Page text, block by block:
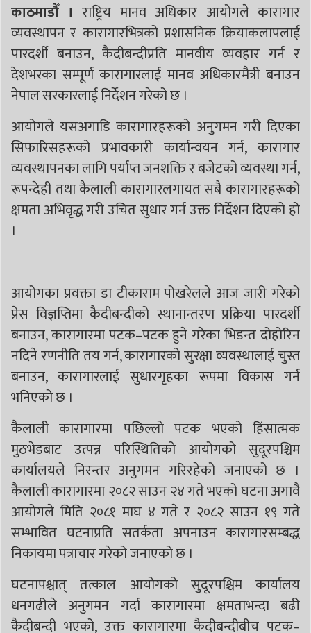
काठमाडौँ । राष्ट्रिय मानव अधिकार आयोगले कारागार
व्यवस्थापन र कारागारभित्रको प्रशासनिक क्रियाकलापलाई
पारदर्शी बनाउन, कैदीबन्दीप्रति मानवीय व्यवहार गर्न र
देशभरका सम्पूर्ण कारागारलाई मानव अधिकारमैत्री बनाउन
नेपाल सरकारलाई निर्देशन गरेको छ ।
आयोगले यसअगाडि कारागारहरूको अनुगमन गरी दिएका
सिफारिसहरूको प्रभावकारी कार्यान्वयन गर्न, कारागार
व्यवस्थापनका लागि पर्याप्त जनशक्ति र बजेटको व्यवस्था गर्न,
रूपन्देही तथा कैलाली कारागारलगायत सबै कारागारहरूको
क्षमता अभिवृद्ध गरी उचित सुधार गर्न उक्त निर्देशन दिएको हो
।
आयोगका प्रवक्ता डा टीकाराम पोखरेलले आज जारी गरेको
प्रेस विज्ञप्तिमा कैदीबन्दीको स्थानान्तरण प्रक्रिया पारदर्शी
बनाउन, कारागारमा पटक–पटक हुने गरेका भिडन्त दोहोरिन
नदिने रणनीति तय गर्न, कारागारको सुरक्षा व्यवस्थालाई चुस्त
बनाउन, कारागारलाई सुधारगृहका रूपमा विकास गर्न
भनिएको छ ।
कैलाली कारागारमा पछिल्लो पटक भएको हिंसात्मक
मुठभेडबाट उत्पन्न परिस्थितिको आयोगको सुदूरपश्चिम
कार्यालयले निरन्तर अनुगमन गरिरहेको जनाएको छ ।
कैलाली कारागारमा २०८२ साउन २४ गते भएको घटना अगावै
आयोगले मिति २०८१ माघ ४ गते र २०८२ साउन १९ गते
सम्भावित घटनाप्रति सतर्कता अपनाउन कारागारसम्बद्ध
निकायमा पत्राचार गरेको जनाएको छ ।
घटनापश्चात् तत्काल आयोगको सुदूरपश्चिम कार्यालय
धनगढीले अनुगमन गर्दा कारागारमा क्षमताभन्दा बढी
कैदीबन्दी भएको, उक्त कारागारमा कैदीबन्दीबीच पटक–